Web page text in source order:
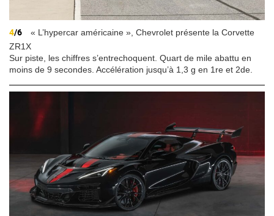
4/6
« L’hypercar américaine », Chevrolet présente la Corvette
ZR1X
Sur piste, les chiffres s’entrechoquent. Quart de mile abattu en
moins de 9 secondes. Accélération jusqu’à 1,3 g en 1re et 2de.